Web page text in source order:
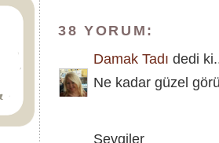
38 YORUM:
Damak Tadı dedi
Ne kadar güzel
Sevgiler